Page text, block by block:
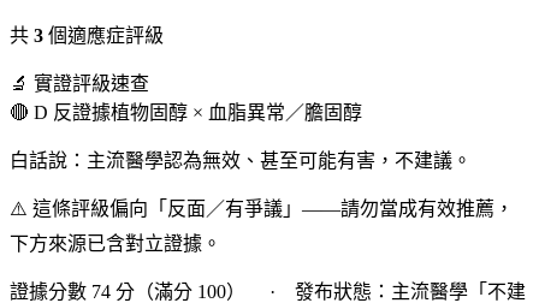
共 3 個適應症評級
🔬 實證評級速查
🔴 D 反證據植物固醇 × 血脂異常／膽固醇
白話說：主流醫學認為無效、甚至可能有害，不建議。
⚠️ 這條評級偏向「反面／有爭議」——請勿當成有效推薦，
下方來源已含對立證據。
證據分數 74 分（滿分 100） · 發布狀態：主流醫學「不建